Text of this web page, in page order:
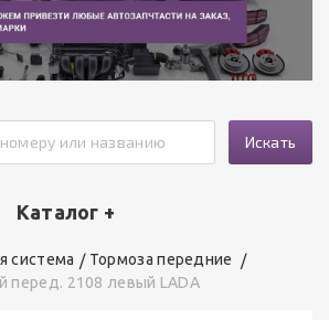
Искать
Каталог +
система
Тормоза передние
перед. 2108 левый LADA